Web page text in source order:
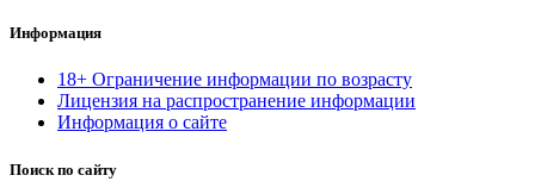
Информация
18+ Ограничение информации по возрасту
Лицензия на распространение информации
Информация о сайте
Поиск по сайту